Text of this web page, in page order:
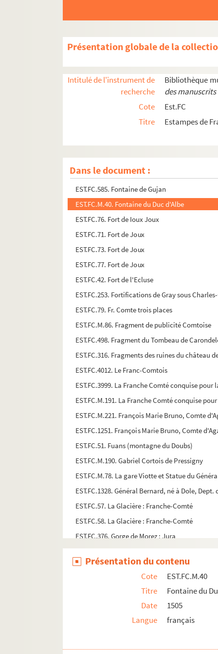
Présentation globale de la
Intitulé de l'instrument de
recherche
Bibliothèque
des
Cote
Est.FC
Titre
Estampes de
Dans le document :
EST.FC.4062. Filatures et tissages Japy
EST.FC.4075. Les Fils de Peugeot Frères ;
EST.FC.4082. Les fils de Peugeot Frères
EST.FC.4083. Les fils de Peugeot Fréres
EST.FC.560. Fond de la salle où s'est donné
EST.FC.584. Fontaine d'Azans, près de Dôle
EST.FC.587. Fontaine de Gujan à Dole :
EST.FC.588. Fontaine de Gujan à Dole :
EST.FC.586. Fontaine de Gujan près de Dole
EST.FC.585. Fontaine de Gujan
EST.FC.M.40. Fontaine du Duc d'Albe
EST.FC.76. Fort de Ioux Joux
EST.FC.71. Fort de Joux
EST.FC.73. Fort de Joux
EST.FC.77. Fort de Joux
EST.FC.42. Fort de l'Ecluse
EST.FC.253. Fortifications de Gray sous
EST.FC.79. Fr. Comte trois places
EST.FC.M.86. Fragment de publicité Comtoise
EST.FC.498. Fragment du Tombeau de
EST.FC.316. Fragments des ruines du château
EST.FC.4012. Le Franc-Comtois
EST.FC.3999. La Franche Comté conquise pour
EST.FC.M.191. La Franche Comté conquise
EST.FC.M.221. François Marie Bruno, Comte
EST.FC.1251. François Marie Bruno, Comte
EST.FC.51. Fuans (montagne du Doubs)
EST.FC.M.190. Gabriel Cortois de Pressigny
EST.FC.M.78. La gare Viotte et Statue du
EST.FC.1328. Général Bernard, né à Dole, Dept.
EST.FC.57. La Glacière : Franche-Comté
EST.FC.58. La Glacière : Franche-Comté
EST.FC.376. Gorge de Morez : Jura
EST.FC.365. Gorge de Poligny : Jura
EST.FC.52. Goux de Conchère. 2è épreuve
EST.FC.M.101. Grand admirateur des tableaux
EST.FC.4058. Grand Comptoir National
EST.FC.4059. Grand Comptoir National
EST.FC.4205. Le Grand Saint Suaire de
Présentation du contenu
Cote
EST.FC.M.40
Titre
Fontaine du
Date
1505
Langue
français